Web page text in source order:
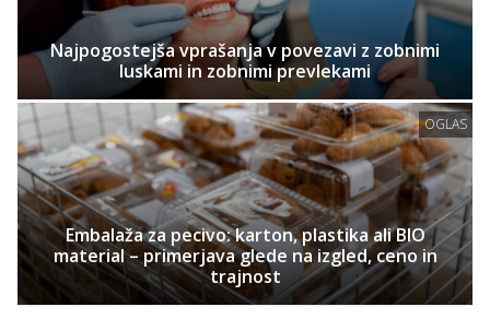
Najpogostejša vprašanja v povezavi z zobnimi
luskami in zobnimi prevlekami
OGLAS
Embalaža za pecivo: karton, plastika ali BIO
material – primerjava glede na izgled, ceno in
trajnost